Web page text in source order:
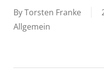
ByTorsten Franke
Allgemein